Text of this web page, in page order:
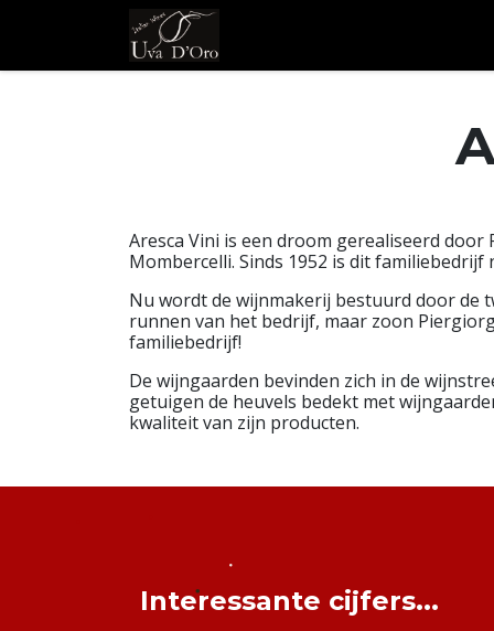
Overslaan naar inhoud
Aresca Vini is een droom gerealiseerd
Mombercelli. Sinds 1952 is dit
Nu wordt de wijnmakerij bestuurd door de
runnen van het bedrijf, maar zoon
familiebedrijf!
De wijngaarden bevinden zich in de
getuigen de heuvels bedekt met
kwaliteit van zijn producten.
Interessante cijfers...